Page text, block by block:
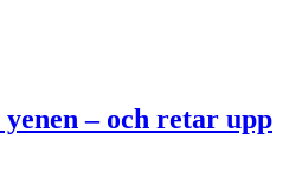
– och retar upp